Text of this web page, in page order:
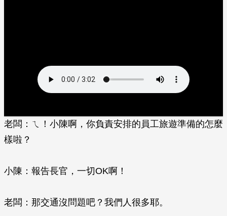
老闆：ㄟ！小陳啊，你負責安排的員工旅遊準備的怎麼
樣啦？
小陳：報告長官，一切OK啊！
老闆：那交通沒問題吧？我們人很多耶。